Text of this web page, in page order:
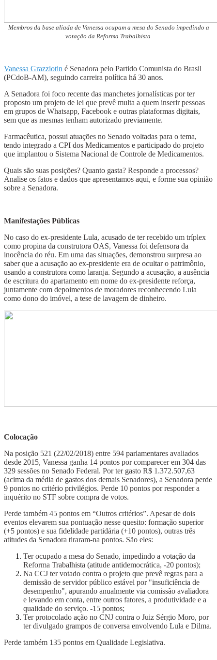
Membros da base aliada de Vanessa ocupam a mesa do Senado impedindo a
votação da Reforma Trabalhista
Vanessa Grazziotin é Senadora pelo Partido Comunista do Brasil
(PCdoB-AM), seguindo carreira política há 30 anos.
A Senadora foi foco recente das manchetes jornalísticas por ter
proposto um projeto de lei que prevê multa a quem inserir pessoas
em grupos de Whatsapp, Facebook e outras plataformas digitais,
sem que as mesmas tenham autorizado previamente.
Farmacêutica, possui atuações no Senado voltadas para o tema,
tendo integrado a CPI dos Medicamentos e participado do projeto
que implantou o Sistema Nacional de Controle de Medicamentos.
Quais são suas posições? Quanto gasta? Responde a processos?
Analise os fatos e dados que apresentamos aqui, e forme sua opinião
sobre a Senadora.
Manifestações Públicas
No caso do ex-presidente Lula, acusado de ter recebido um tríplex
como propina da construtora OAS, Vanessa foi defensora da
inocência do réu. Em uma das situações, demonstrou surpresa ao
saber que a acusação ao ex-presidente era de ocultar o patrimônio,
usando a construtora como laranja. Segundo a acusação, a ausência
de escritura do apartamento em nome do ex-presidente reforça,
juntamente com depoimentos de moradores reconhecendo Lula
como dono do imóvel, a tese de lavagem de dinheiro.
Colocação
Na posição 521 (22/02/2018) entre 594 parlamentares avaliados
desde 2015, Vanessa ganha 14 pontos por comparecer em 304 das
329 sessões no Senado Federal. Por ter gasto R$ 1.372.507,63
(acima da média de gastos dos demais Senadores), a Senadora perde
9 pontos no critério privilégios. Perde 10 pontos por responder a
inquérito no STF sobre compra de votos.
Perde também 45 pontos em “Outros critérios”. Apesar de dois
eventos elevarem sua pontuação nesse quesito: formação superior
(+5 pontos) e sua fidelidade partidária (+10 pontos), outras três
atitudes da Senadora tiraram-na pontos. São eles:
Ter ocupado a mesa do Senado, impedindo a votação da
Reforma Trabalhista (atitude antidemocrática, -20 pontos);
Na CCJ ter votado contra o projeto que prevê regras para a
demissão de servidor público estável por "insuficiência de
desempenho", apurando anualmente via comissão avaliadora
e levando em conta, entre outros fatores, a produtividade e a
qualidade do serviço. -15 pontos;
Ter protocolado ação no CNJ contra o Juiz Sérgio Moro, por
ter divulgado grampos de conversa envolvendo Lula e Dilma.
Perde também 135 pontos em Qualidade Legislativa.